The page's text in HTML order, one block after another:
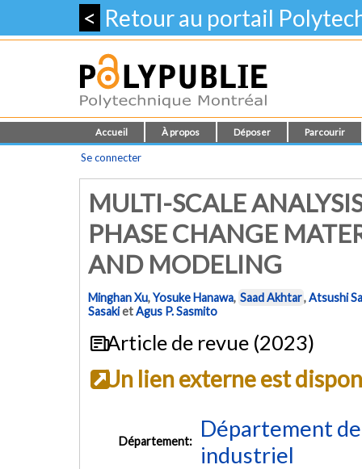
< Retour au portail
Accueil À propos Déposer Parcourir
Se connecter
MULTI-SCALE
PHASE CHANGE
AND MODELING
Minghan Xu,Yosuke Hanawa, Saad Akhtar,Atsushi
SasakietAgus P. Sasmito
Article de revue (2023)
Un lien externe est
Département:
Département
industriel